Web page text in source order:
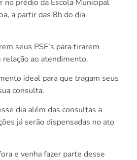
no prédio da Escola Municipal
a partir das 8h do dia
seus PSF’s para tirarem
ao atendimento.
ideal para que tragam seus
consulta.
dia além das consultas a
já serão dispensadas no ato
e venha fazer parte desse